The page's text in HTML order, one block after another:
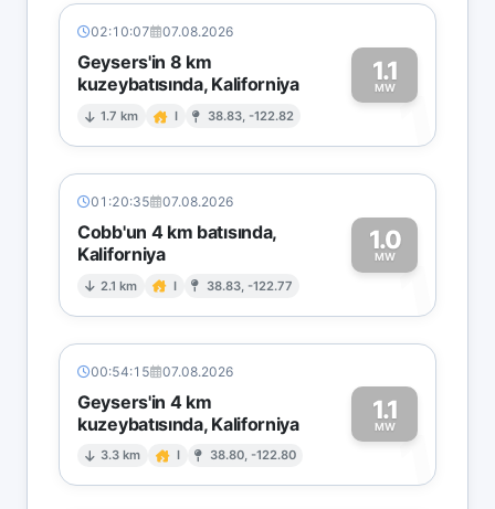
02:10:07 07.08.2026
Geysers'in 8 km
kuzeybatısında, Kaliforniya
1.7 km I 38.83, -122.82
1.1
MW1
01:20:35 07.08.2026
Cobb'un 4 km batısında,
Kaliforniya
2.1 km I 38.83, -122.77
1.0
MW1
00:54:15 07.08.2026
Geysers'in 4 km
kuzeybatısında, Kaliforniya
3.3 km I 38.80, -122.80
1.1
MW1